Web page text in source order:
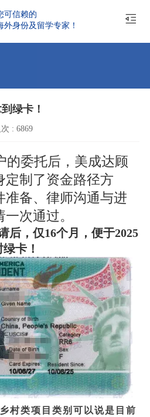
可信赖的
外身份及留学专家！
绿卡！
: 6869
的委托后，美成达顾
定制了资金路径方
准备、律师沟通与进
次通过。
后，仅16个月，便于2025
卡！
村类项目类别可以说是目前